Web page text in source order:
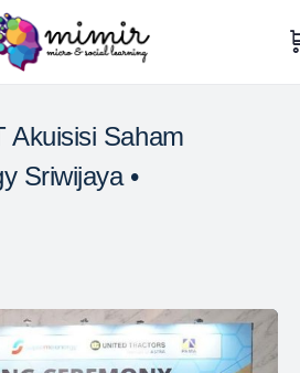
Akuisisi Saham
Sriwijaya •